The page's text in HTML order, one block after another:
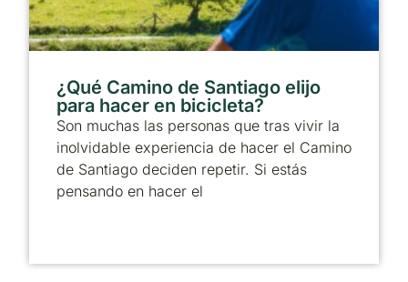
¿Qué Camino de Santiago elijo
para hacer en bicicleta?
Son muchas las personas que tras vivir la
inolvidable experiencia de hacer el Camino
de Santiago deciden repetir. Si estás
pensando en hacer el